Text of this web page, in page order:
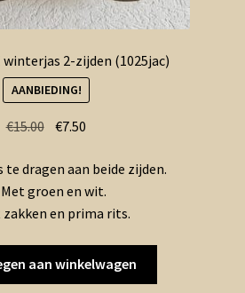
winterjas 2-zijden (1025jac)
AANBIEDING!
€15.00 Oorspronkelijke
was:
€15.00.
€7.50
is:
€7.50.
te dragen aan beide zijden.
Met groen en wit.
zakken en prima rits.
aan winkelwagen